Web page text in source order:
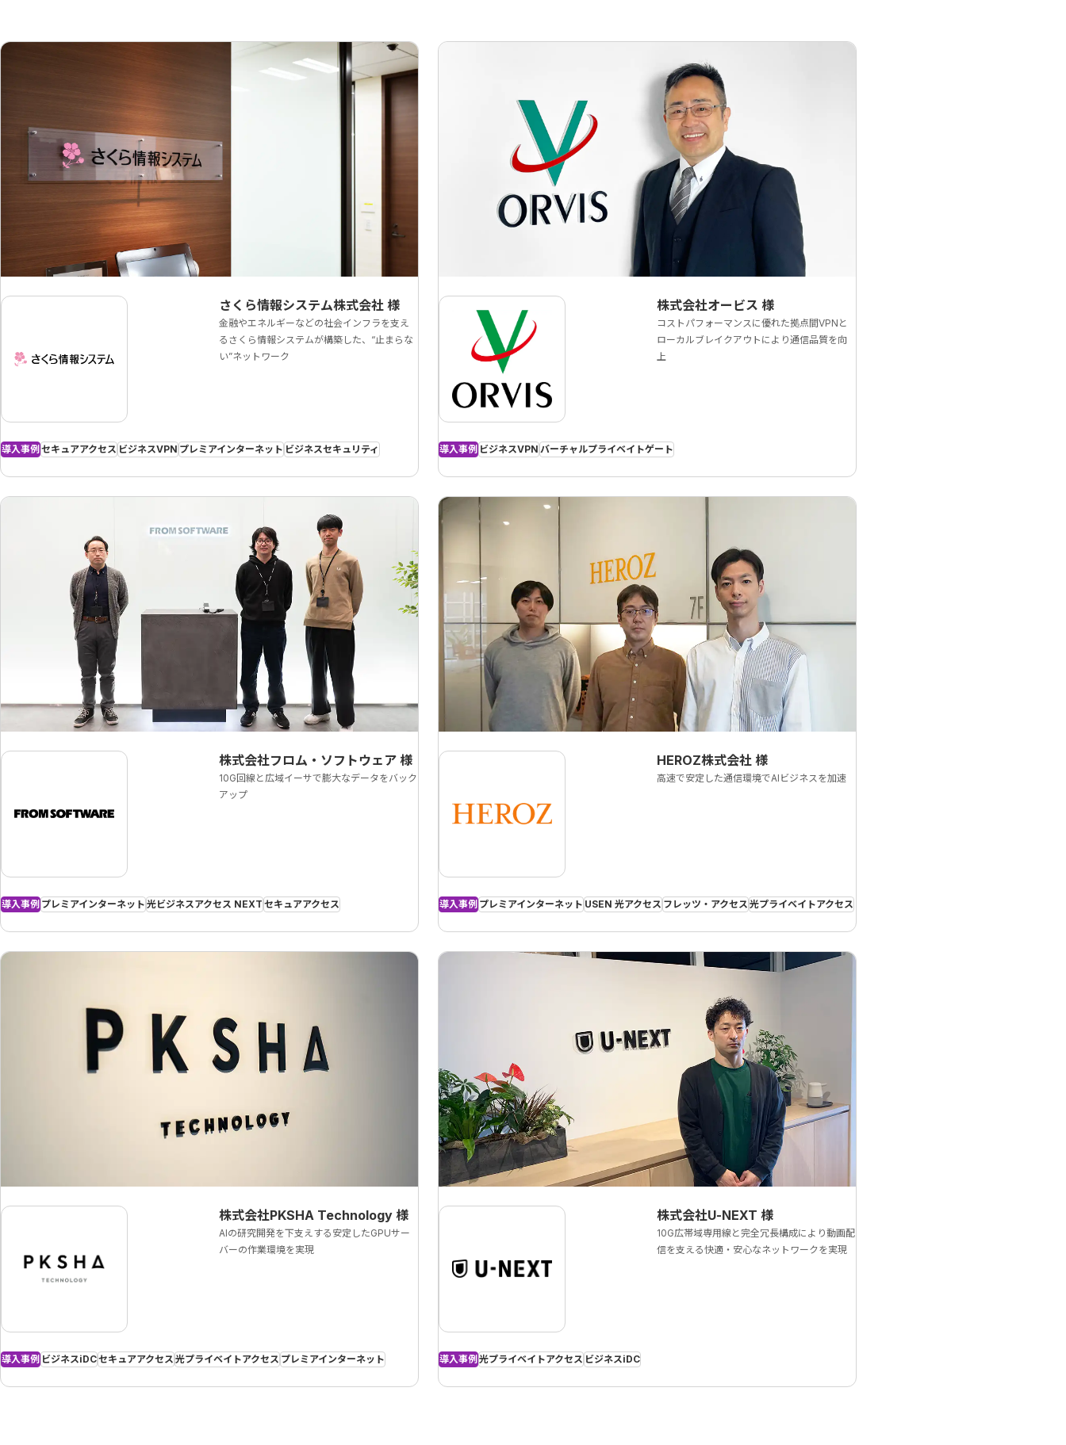
さくら情報システム株式会社 様
金融やエネルギーなどの社会インフラを支え
るさくら情報システムが構築した、“止まらな
い”ネットワーク
導入事例 セキュアアクセス ビジネスVPN プレミアインターネット ビジネスセキュリティ
株式会社オービス 様
コストパフォーマンスに優れた拠点間VPNと
ローカルブレイクアウトにより通信品質を向
上
導入事例 ビジネスVPN バーチャルプライベイトゲート
株式会社フロム・ソフトウェア 様
10G回線と広域イーサで膨大なデータをバック
アップ
導入事例 プレミアインターネット 光ビジネスアクセス NEXT セキュアアクセス
HEROZ株式会社 様
高速で安定した通信環境でAIビジネスを加速
導入事例 プレミアインターネット USEN 光アクセス フレッツ・アクセス 光プライベイトアクセス
株式会社PKSHA Technology 様
AIの研究開発を下支えする安定したGPUサー
バーの作業環境を実現
導入事例 ビジネスiDCセキュアアクセス 光プライベイトアクセス プレミアインターネット
株式会社U-NEXT 様
10G広帯域専用線と完全冗長構成により動画配
信を支える快適・安心なネットワークを実現
導入事例光プライベイトアクセス ビジネスiDC